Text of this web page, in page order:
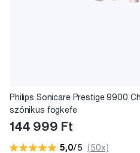
Philips Sonicare Prestige 9900
szónikus fogkefe
144 999 Ft
5,0/5 (50x)